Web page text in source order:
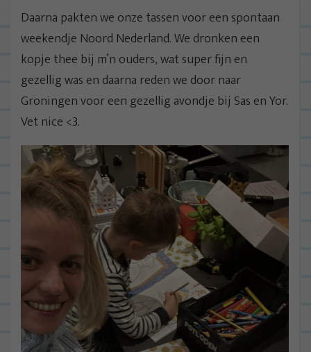
Daarna pakten we onze tassen voor een spontaan
weekendje Noord Nederland. We dronken een
kopje thee bij m’n ouders, wat super fijn en
gezellig was en daarna reden we door naar
Groningen voor een gezellig avondje bij Sas en Yor.
Vet nice <3.